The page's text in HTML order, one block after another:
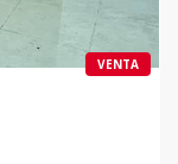
VENTA